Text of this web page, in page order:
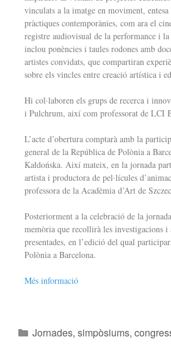
vinculats a la imatge en moviment, entesa
pràctiques contemporànies, com ara el
registre audiovisual de la performance i
inclou ponències i taules rodones amb
artistes convidats, que compartiran
sobre els vincles entre creació artística i
Hi col·laboren els grups de recerca i
i Pulchrum, així com professorat de LCI
L’acte d’obertura comptarà amb la
general de la República de Polònia a
Kałdońska. Així mateix, en la jornada
artista i productora de pel·lícules
professora de la Acadèmia d’Art de
Posteriorment a la celebració de la
memòria que recollirà les investigacions i
presentades, en l’edició del qual
Polònia a Barcelona.
Més informació
Jornades, simpòsiums,